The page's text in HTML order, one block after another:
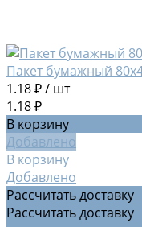
Пакет бумажный
1.18 ₽/ шт
1.18 ₽
В корзину
Добавлено
В корзину
Добавлено
Рассчитать доставку
Рассчитать доставку